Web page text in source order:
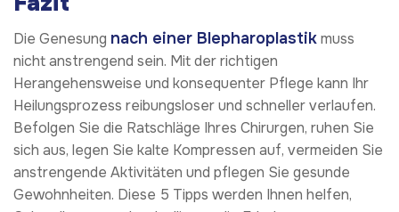
Die Genesung nach einer Blepharoplastikmuss
nicht anstrengend sein. Mit der richtigen
Herangehensweise und konsequenter Pflege kann Ihr
Heilungsprozess reibungsloser und schneller verlaufen.
Befolgen Sie die Ratschläge Ihres Chirurgen, ruhen Sie
sich aus, legen Sie kalte Kompressen auf, vermeiden Sie
anstrengende Aktivitäten und pflegen Sie gesunde
Gewohnheiten. Diese 5 Tipps werden Ihnen helfen,